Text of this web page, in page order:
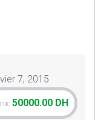
7, 2015
50000.00 DH